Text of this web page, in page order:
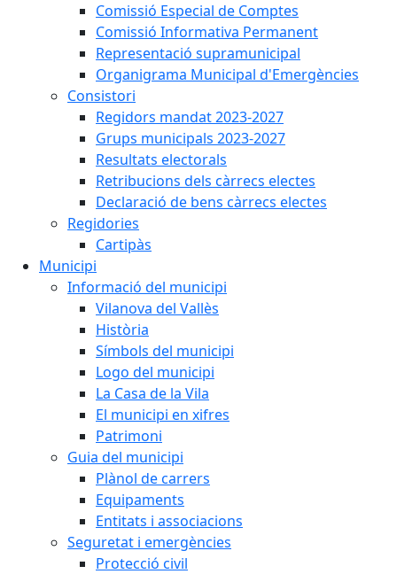
Comissió Especial de Comptes
Comissió Informativa Permanent
Representació supramunicipal
Organigrama Municipal d'Emergències
Consistori
Regidors mandat 2023-2027
Grups municipals 2023-2027
Resultats electorals
Retribucions dels càrrecs electes
Declaració de bens càrrecs electes
Regidories
Cartipàs
Municipi
Informació del municipi
Vilanova del Vallès
Història
Símbols del municipi
Logo del municipi
La Casa de la Vila
El municipi en xifres
Patrimoni
Guia del municipi
Plànol de carrers
Equipaments
Entitats i associacions
Seguretat i emergències
Protecció civil